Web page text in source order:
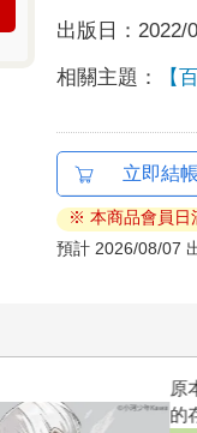
出版日： 2022/
相關主題： 【
立即結帳
※ 本商品會員日
預計 2026/08/07
原本
的存在